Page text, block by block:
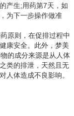
产生;用药第7天，如
为下一步操作做准
原则，在促排过程中
康安全。此外，梦美
的成分来源是从人体
类的排泄，天然且无
人体造成不良影响。